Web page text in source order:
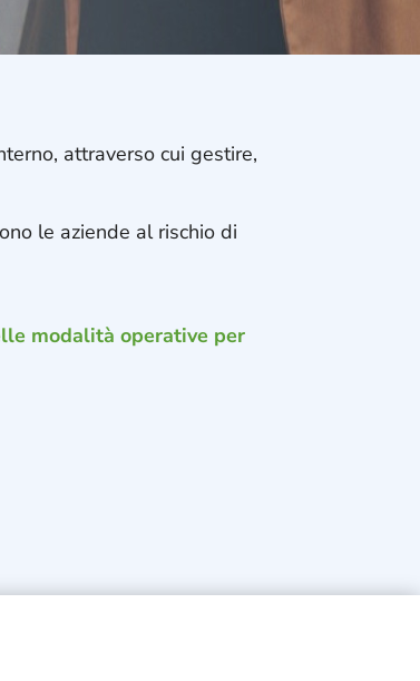
attraverso cui gestire,
le aziende al rischio di
modalità operative per